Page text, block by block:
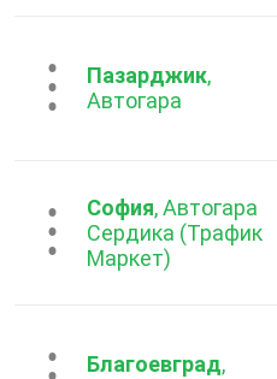
...Пазарджик,
Автогара
...София, Автогара
Сердика (Трафик
Маркет)
Благоевград,